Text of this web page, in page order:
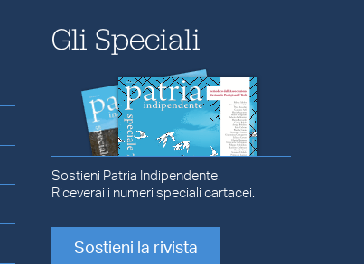
Gli Speciali
Sostieni Patria Indipendente.
Riceverai i numeri speciali cartacei.
Sostieni la rivista